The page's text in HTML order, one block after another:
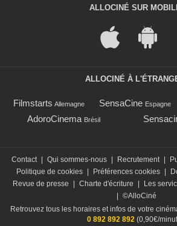
ALLOCINÉ SUR
ALLOCINÉ À
Filmstarts Allemagne SensaCine Espagne
AdoroCinema Brésil
Contact Qui sommes-nous Recrutement
Politique de cookies
Préférences cookies
Revue de presse
Charte d'écriture Les
©AlloCiné
Retrouvez tous les horaires et infos de votre
0 892 892 892(0,90€/